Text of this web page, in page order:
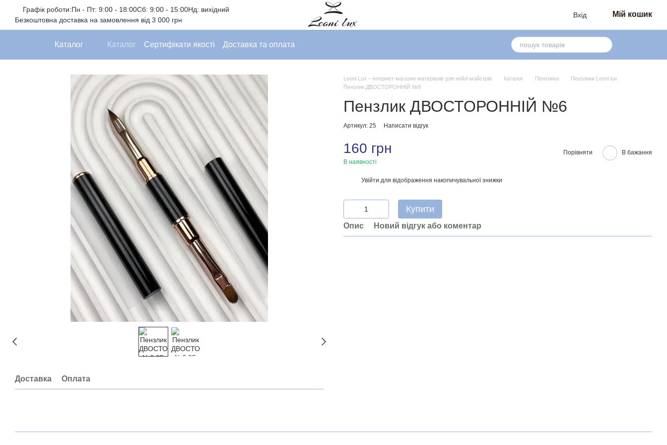
Перейти до основного контенту
Графік роботи:Пн - Пт: 9:00 - 18:00Сб: 9:00 - 15:00Нд: вихідний
Безкоштовна доставка на замовлення від 3 000 грн
Вхід Мій кошик
Каталог Каталог Сертифікати якості Доставка та оплата
Доставка Оплата
Leoni Lux – інтернет-магазин матеріалів для нейл-майстрів Каталог Пензлики
Пензлики Leoni lux
Пензлик ДВОСТОРОННІЙ №6
Пензлик ДВОСТОРОННІЙ №6
Артикул: 25 Написати відгук
160 грн
В наявності
Порівняти В бажання
Увійти для відображення накопичувальної знижки
Купити
Опис Новий відгук або коментар